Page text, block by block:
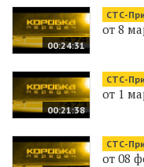
00:24:31
СТС-
от 8
00:21:38
СТС-
от 1
СТС-
от 08